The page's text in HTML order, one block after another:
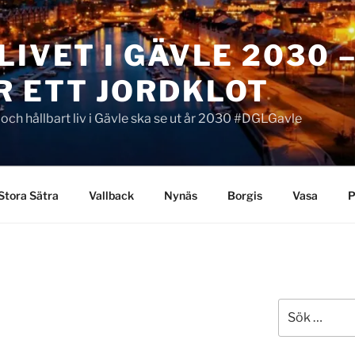
I GÄVLE 2030
ETT JORDKLOT
hållbart liv i Gävle ska se ut år 2030 #DGLGavle
Sätra Vallback Nynäs Borgis Vasa
efter: